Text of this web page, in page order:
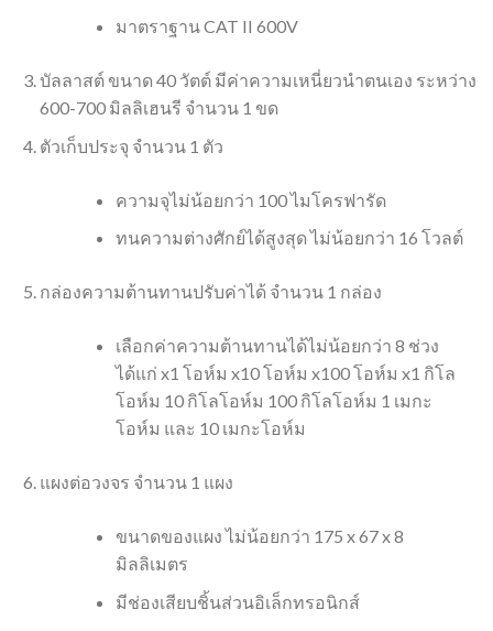
มาตราฐาน CAT II 600V
บัลลาสต์ ขนาด 40 วัตต์ มีค่าความเหนี่ยวนำตนเอง ระหว่าง
600-700 มิลลิเฮนรี จำนวน 1 ขด
ตัวเก็บประจุ จำนวน 1 ตัว
ความจุไม่น้อยกว่า 100 ไมโครฟารัด
ทนความต่างศักย์ได้สูงสุด ไม่น้อยกว่า 16 โวลต์
กล่องความต้านทานปรับค่าได้ จำนวน 1 กล่อง
เลือกค่าความต้านทานได้ไม่น้อยกว่า 8 ช่วง
ได้แก่ x1 โอห์ม x10 โอห์ม x100 โอห์ม x1 กิโล
โอห์ม 10 กิโลโอห์ม 100 กิโลโอห์ม 1 เมกะ
โอห์ม และ 10 เมกะโอห์ม
แผงต่อวงจร จำนวน 1 แผง
ขนาดของแผง ไม่น้อยกว่า 175 x 67 x 8
มิลลิเมตร
มีช่องเสียบชิ้นส่วนอิเล็กทรอนิกส์